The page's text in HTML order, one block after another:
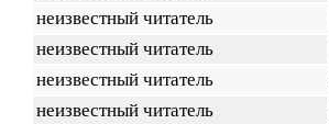
неизвестный читатель
неизвестный читатель
неизвестный читатель
неизвестный читатель